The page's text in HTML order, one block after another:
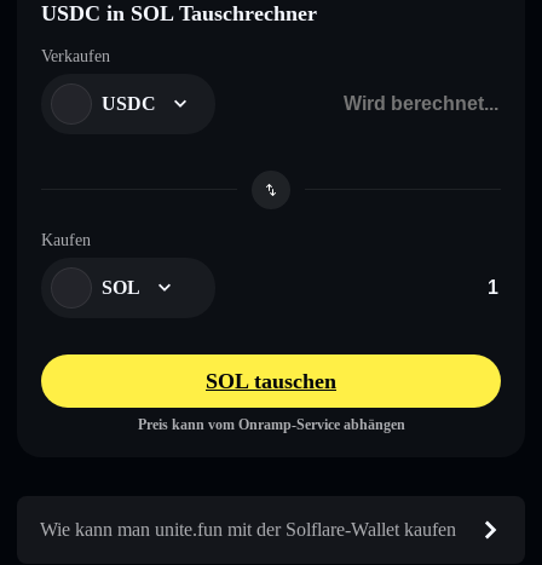
USDC in SOL Tauschrechner
Verkaufen
USDC
Kaufen
SOL
SOL tauschen
Preis kann vom Onramp-Service abhängen
Wie kann man unite.fun mit der Solflare-Wallet kaufen